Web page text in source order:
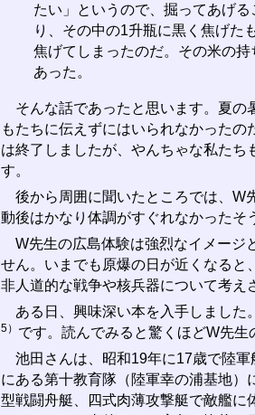
たい」というので、掘ってあげ
り、その中の1升瓶に黒く焦げた
焦げてしまったのだ。その米の
あった。
そんな話であったと思います。夏の
もたちに伝えずにはいられなかった
は終了しましたが、やんちゃな私たち
す。
後から周囲に聞いたところでは、W
動後はかなり体調がすぐれなかったそ
W先生の広島体験は強烈なイメージ
せん。いまでも原爆の日が近くなると
非人道的な戦争や核兵器について考え
ある日、興味深い本を入手しました
5） です。読んでみると驚くほどW先生
池田さんは、昭和19年に17歳で陸軍
にある第十教育隊（陸軍幸の浦基地
型戦闘舟艇、四式肉薄攻撃艇で敵艦に